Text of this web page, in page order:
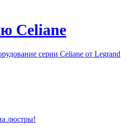
Celiane
серии Celiane от Legrand
люстры!